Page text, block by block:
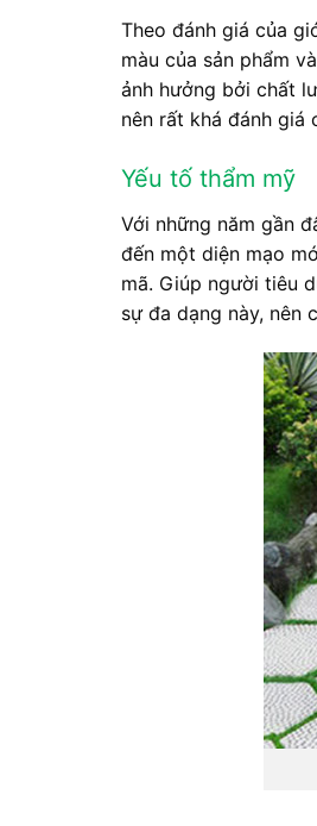
Theo đánh giá của
màu của sản phẩm
ảnh hưởng bởi chất
nên rất khá đánh giá
Yếu tố thẩm mỹ
Với những năm gần
đến một diện mạo
mã. Giúp người tiêu
sự đa dạng này, nên